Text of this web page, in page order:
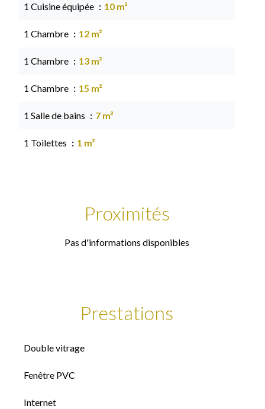
1 Cuisine équipée 10 m²
1 Chambre 12 m²
1 Chambre 13 m²
1 Chambre 15 m²
1 Salle de bains 7 m²
1 Toilettes 1 m²
Proximités
Pas d'informations disponibles
Prestations
Double vitrage
Fenêtre PVC
Internet